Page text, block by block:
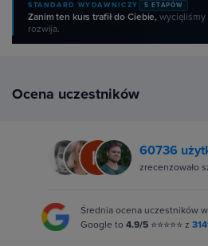
STANDARD WYDAWNICZY 5 ETAPÓW
Zanim ten kurs trafił do Ciebie,wycięliśmy
rozwija.
Ocena uczestników
60736
zrecenzowało
Średnia ocena uczestników
Google to 4.9/5 ⭐⭐⭐⭐⭐ z